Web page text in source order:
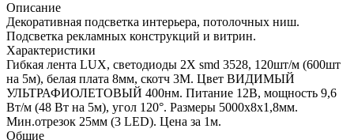
Описание
Декоративная подсветка интерьера, потолочных ниш.
Подсветка рекламных конструкций и витрин.
Характеристики
Гибкая лента LUX, светодиоды 2Х smd 3528, 120шт/м (600шт
на 5м), белая плата 8мм, скотч 3М. Цвет ВИДИМЫЙ
УЛЬТРАФИОЛЕТОВЫЙ 400нм. Питание 12В, мощность 9,6
Вт/м (48 Вт на 5м), угол 120°. Размеры 5000х8х1,8мм.
Мин.отрезок 25мм (3 LED). Цена за 1м.
Общие